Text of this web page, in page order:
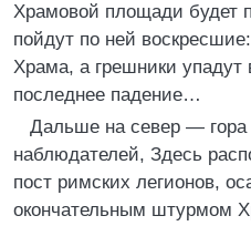
Храмовой площади будет
пойдут по ней
Храма, а грешники упадут
последнее падение…
Дальше на север — гора
наблюдателей, Здесь
пост римских легионов,
окончательным штурмом